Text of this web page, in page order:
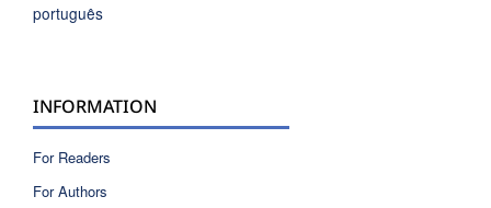
português
INFORMATION
For Readers
For Authors